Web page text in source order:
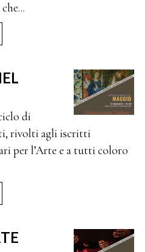
di
rivolti agli iscritti
per l’Arte e a tutti coloro